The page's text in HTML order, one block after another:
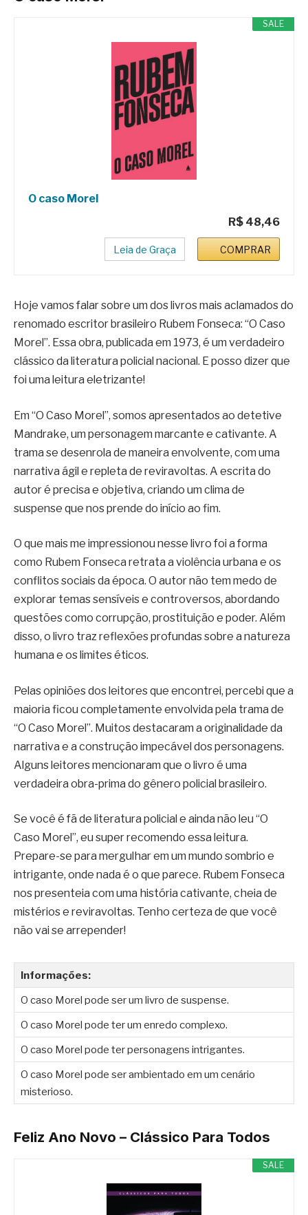
SALE
O caso Morel
R$ 48,46
Leia de Graça COMPRAR
Hoje vamos falar sobre um dos livros mais aclamados do
renomado escritor brasileiro Rubem Fonseca: “O Caso
Morel”. Essa obra, publicada em 1973, é um verdadeiro
clássico da literatura policial nacional. E posso dizer que
foi uma leitura eletrizante!
Em “O Caso Morel”, somos apresentados ao detetive
Mandrake, um personagem marcante e cativante. A
trama se desenrola de maneira envolvente, com uma
narrativa ágil e repleta de reviravoltas. A escrita do
autor é precisa e objetiva, criando um clima de
suspense que nos prende do início ao fim.
O que mais me impressionou nesse livro foi a forma
como Rubem Fonseca retrata a violência urbana e os
conflitos sociais da época. O autor não tem medo de
explorar temas sensíveis e controversos, abordando
questões como corrupção, prostituição e poder. Além
disso, o livro traz reflexões profundas sobre a natureza
humana e os limites éticos.
Pelas opiniões dos leitores que encontrei, percebi que a
maioria ficou completamente envolvida pela trama de
“O Caso Morel”. Muitos destacaram a originalidade da
narrativa e a construção impecável dos personagens.
Alguns leitores mencionaram que o livro é uma
verdadeira obra-prima do gênero policial brasileiro.
Se você é fã de literatura policial e ainda não leu “O
Caso Morel”, eu super recomendo essa leitura.
Prepare-se para mergulhar em um mundo sombrio e
intrigante, onde nada é o que parece. Rubem Fonseca
nos presenteia com uma história cativante, cheia de
mistérios e reviravoltas. Tenho certeza de que você
não vai se arrepender!
Informações:
O caso Morel pode ser um livro de suspense.
O caso Morel pode ter um enredo complexo.
O caso Morel pode ter personagens intrigantes.
O caso Morel pode ser ambientado em um cenário
misterioso.
Feliz Ano Novo – Clássico Para Todos
SALE